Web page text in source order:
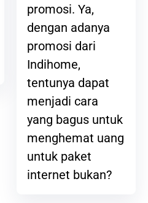
promosi. Ya,
dengan adanya
promosi dari
Indihome,
tentunya dapat
menjadi cara
yang bagus untuk
menghemat uang
untuk paket
internet bukan?